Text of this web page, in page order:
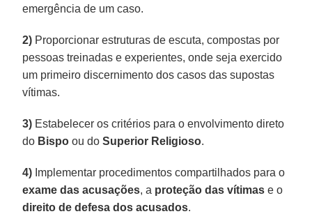
emergência de um caso.
2) Proporcionar estruturas de escuta, compostas por
pessoas treinadas e experientes, onde seja exercido
um primeiro discernimento dos casos das supostas
vítimas.
3) Estabelecer os critérios para o envolvimento direto
do Bispo ou doSuperior Religioso.
4) Implementar procedimentos compartilhados para o
exame das acusações, a proteção das vítimas e o
direito de defesa dos acusados.